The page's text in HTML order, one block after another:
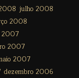
julho 2008
2008
2007
2007
2007
dezembro 2006